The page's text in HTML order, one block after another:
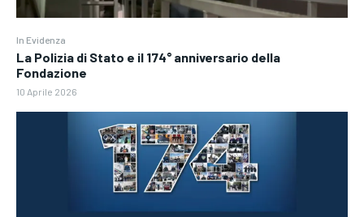
In Evidenza
La Polizia di Stato e il 174° anniversario della
Fondazione
10 Aprile 2026